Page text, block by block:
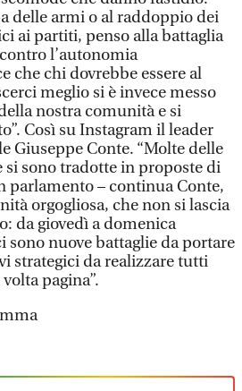
delle armi o al raddoppio dei
ai partiti, penso alla battaglia
l’autonomia
che chi dovrebbe essere al
meglio si è invece messo
nostra comunità e si
Così su Instagram il leader
Giuseppe Conte. “Molte delle
sono tradotte in proposte di
parlamento – continua Conte,
orgogliosa, che non si lascia
da giovedì a domenica
sono nuove battaglie da portare
strategici da realizzare tutti
pagina”.